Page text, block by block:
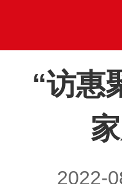
“访惠
2022-